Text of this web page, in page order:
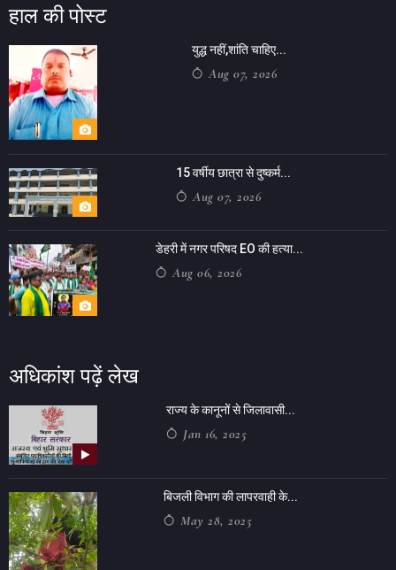
हाल की पोस्ट
युद्ध नहीं,शांति चाहिए...
Aug 07, 2026
15 वर्षीय छात्रा से दुष्कर्म...
Aug 07, 2026
डेहरी में नगर परिषद EO की हत्या...
Aug 06, 2026
अधिकांश पढ़ें लेख
राज्य के कानूनों से जिलावासी...
Jan 16, 2025
बिजली विभाग की लापरवाही के...
May 28, 2025